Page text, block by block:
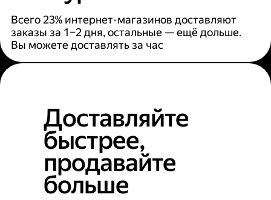
Всего 23% интернет-магазинов доставляют
заказы за 1–2 дня, остальные — ещё дольше.
Вы можете доставлять за час
Доставляйте
быстрее,
продавайте
больше